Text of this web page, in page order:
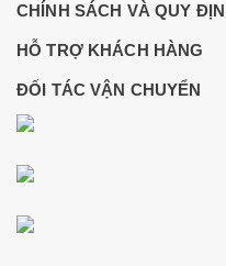
CHÍNH SÁCH VÀ QUY
HỖ TRỢ KHÁCH HÀNG
ĐỐI TÁC VẬN CHUYỂN